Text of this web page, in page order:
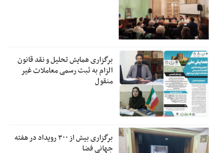
برگزاری همایش تحلیل و نقد قانون
الزام به ثبت رسمی معاملات غیر
منقول
برگزاری بیش از ۳۰۰ رویداد در هفته
جهانی فضا